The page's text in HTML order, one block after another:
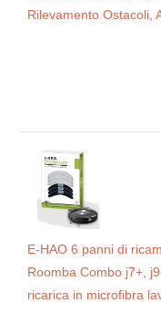
Rilevamento Ostacoli,
E-HAO 6 panni di
Roomba Combo j7+,
ricarica in microfibra